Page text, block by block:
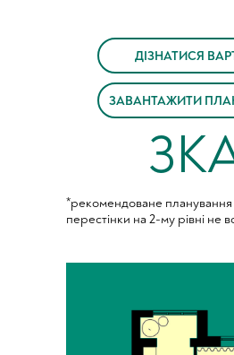
ДІЗНАТИСЯ
ЗАВАНТАЖИТИ
*рекомендоване планування
перестінки на 2-му рівні не